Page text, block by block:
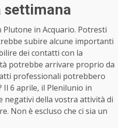
settimana
in Acquario. Potresti
subire alcune importanti
dei contatti con la
potrebbe arrivare proprio da
professionali potrebbero
Il 6 aprile, il Plenilunio in
negativi della vostra attività di
Non è escluso che ci sia un